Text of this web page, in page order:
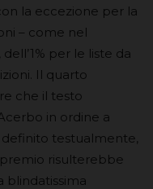
la eccezione per la
– come nel
per le liste da
Il quarto
che il testo
in ordine a
testualmente,
premio risulterebbe
blindatissima